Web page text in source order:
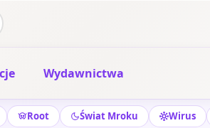
Wydawnictwa
Root Świat Mroku Wirus